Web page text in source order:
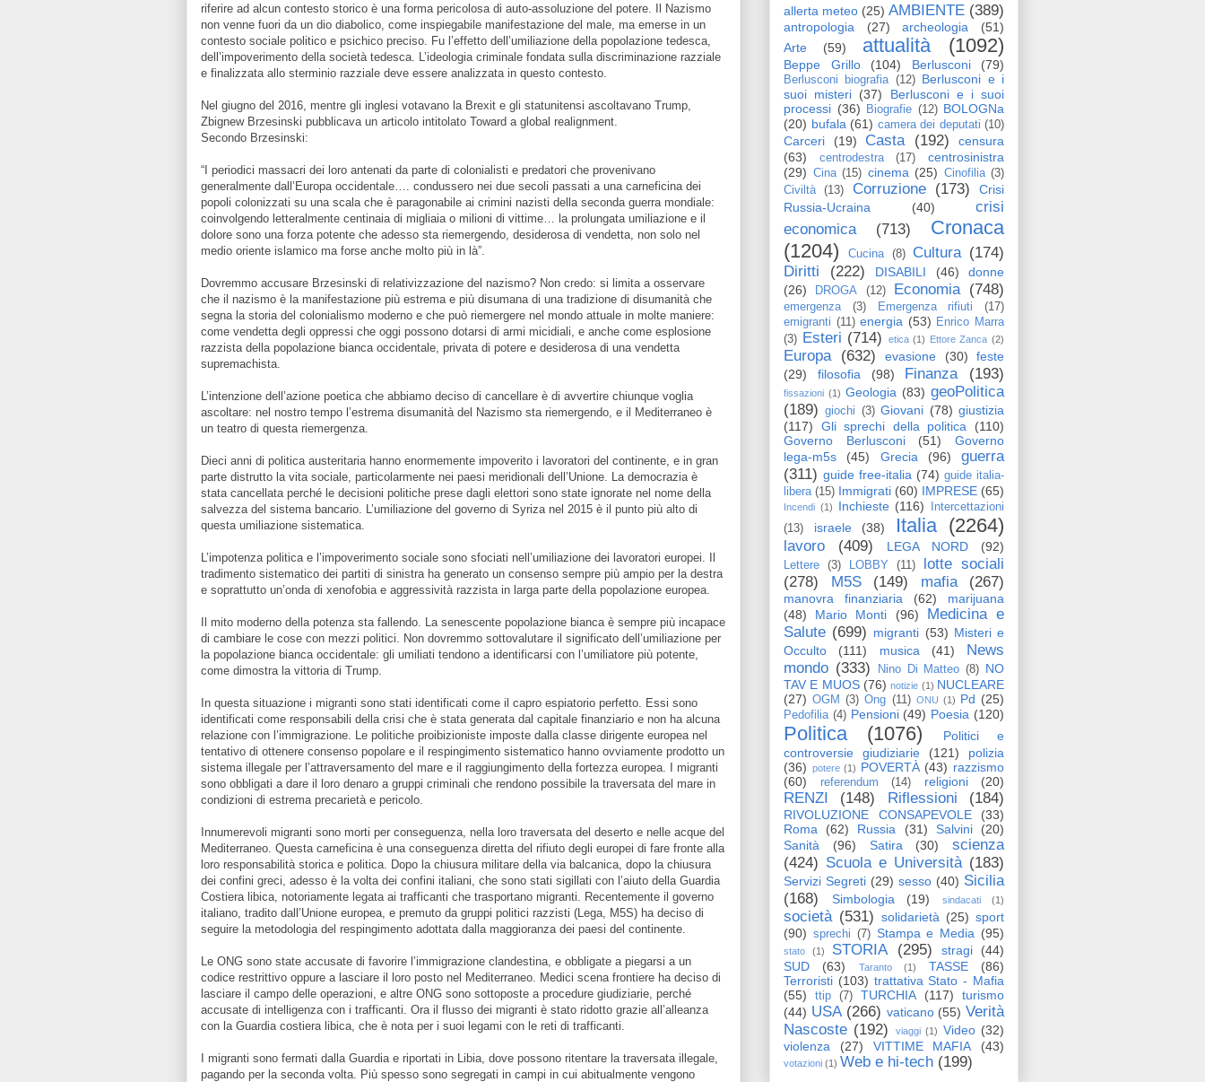
riferire ad alcun contesto storico è una forma pericolosa di auto-assoluzione del potere. Il Nazismo
non venne fuori da un dio diabolico, come inspiegabile manifestazione del male, ma emerse in un
contesto sociale politico e psichico preciso. Fu l’effetto dell’umiliazione della popolazione tedesca,
dell’impoverimento della società tedesca. L’ideologia criminale fondata sulla discriminazione razziale
e finalizzata allo sterminio razziale deve essere analizzata in questo contesto.
Nel giugno del 2016, mentre gli inglesi votavano la Brexit e gli statunitensi ascoltavano Trump,
Zbignew Brzesinski pubblicava un articolo intitolato Toward a global realignment.
Secondo Brzesinski:
“I periodici massacri dei loro antenati da parte di colonialisti e predatori che provenivano
generalmente dall’Europa occidentale…. condussero nei due secoli passati a una carneficina dei
popoli colonizzati su una scala che è paragonabile ai crimini nazisti della seconda guerra mondiale:
coinvolgendo letteralmente centinaia di migliaia o milioni di vittime… la prolungata umiliazione e il
dolore sono una forza potente che adesso sta riemergendo, desiderosa di vendetta, non solo nel
medio oriente islamico ma forse anche molto più in là”.
Dovremmo accusare Brzesinski di relativizzazione del nazismo? Non credo: si limita a osservare
che il nazismo è la manifestazione più estrema e più disumana di una tradizione di disumanità che
segna la storia del colonialismo moderno e che può riemergere nel mondo attuale in molte maniere:
come vendetta degli oppressi che oggi possono dotarsi di armi micidiali, e anche come esplosione
razzista della popolazione bianca occidentale, privata di potere e desiderosa di una vendetta
supremachista.
L’intenzione dell’azione poetica che abbiamo deciso di cancellare è di avvertire chiunque voglia
ascoltare: nel nostro tempo l’estrema disumanità del Nazismo sta riemergendo, e il Mediterraneo è
un teatro di questa riemergenza.
Dieci anni di politica austeritaria hanno enormemente impoverito i lavoratori del continente, e in gran
parte distrutto la vita sociale, particolarmente nei paesi meridionali dell’Unione. La democrazia è
stata cancellata perché le decisioni politiche prese dagli elettori sono state ignorate nel nome della
salvezza del sistema bancario. L’umiliazione del governo di Syriza nel 2015 è il punto più alto di
questa umiliazione sistematica.
L’impotenza politica e l’impoverimento sociale sono sfociati nell’umiliazione dei lavoratori europei. Il
tradimento sistematico dei partiti di sinistra ha generato un consenso sempre più ampio per la destra
e soprattutto un’onda di xenofobia e aggressività razzista in larga parte della popolazione europea.
Il mito moderno della potenza sta fallendo. La senescente popolazione bianca è sempre più incapace
di cambiare le cose con mezzi politici. Non dovremmo sottovalutare il significato dell’umiliazione per
la popolazione bianca occidentale: gli umiliati tendono a identificarsi con l’umiliatore più potente,
come dimostra la vittoria di Trump.
In questa situazione i migranti sono stati identificati come il capro espiatorio perfetto. Essi sono
identificati come responsabili della crisi che è stata generata dal capitale finanziario e non ha alcuna
relazione con l’immigrazione. Le politiche proibizioniste imposte dalla classe dirigente europea nel
tentativo di ottenere consenso popolare e il respingimento sistematico hanno ovviamente prodotto un
sistema illegale per l’attraversamento del mare e il raggiungimento della fortezza europea. I migranti
sono obbligati a dare il loro denaro a gruppi criminali che rendono possibile la traversata del mare in
condizioni di estrema precarietà e pericolo.
Innumerevoli migranti sono morti per conseguenza, nella loro traversata del deserto e nelle acque del
Mediterraneo. Questa carneficina è una conseguenza diretta del rifiuto degli europei di fare fronte alla
loro responsabilità storica e politica. Dopo la chiusura militare della via balcanica, dopo la chiusura
dei confini greci, adesso è la volta dei confini italiani, che sono stati sigillati con l’aiuto della Guardia
Costiera libica, notoriamente legata ai trafficanti che trasportano migranti. Recentemente il governo
italiano, tradito dall’Unione europea, e premuto da gruppi politici razzisti (Lega, M5S) ha deciso di
seguire la metodologia del respingimento adottata dalla maggioranza dei paesi del continente.
Le ONG sono state accusate di favorire l’immigrazione clandestina, e obbligate a piegarsi a un
codice restrittivo oppure a lasciare il loro posto nel Mediterraneo. Medici scena frontiere ha deciso di
lasciare il campo delle operazioni, e altre ONG sono sottoposte a procedure giudiziarie, perché
accusate di intelligenza con i trafficanti. Ora il flusso dei migranti è stato ridotto grazie all’alleanza
con la Guardia costiera libica, che è nota per i suoi legami con le reti di trafficanti.
I migranti sono fermati dalla Guardia e riportati in Libia, dove possono ritentare la traversata illegale,
pagando per la seconda volta. Più spesso sono segregati in campi in cui abitualmente vengono
allerta meteo (25) AMBIENTE (389)
antropologia (27) archeologia
(51)
Arte
(59) attualità (1092)
Beppe Grillo (104) Berlusconi (79)
Berlusconi biografia (12) Berlusconi e i
suoi misteri (37)
Berlusconi e i suoi
processi (36) Biografie (12) BOLOGNa
(20) bufala (61) camera dei deputati (10)
Carceri (19) Casta (192)
censura
(63)
centrodestra (17)
centrosinistra
(29) Cina (15) cinema (25) Cinofilia (3)
Civiltà
(13) Corruzione (173)
Crisi
Russia-Ucraina
(40)
crisi
economica
(713)
Cronaca
(1204)
Cucina (8) Cultura (174)
Diritti
(222) DISABILI (46)
donne
(26)
DROGA (12) Economia (748)
emergenza (3) Emergenza rifiuti
(17)
emigranti (11) energia (53) Enrico Marra
(3) Esteri (714) etica (1) Ettore Zanca (2)
Europa (632) evasione (30)
feste
(29)
filosofia (98) Finanza (193)
fissazioni (1) Geologia (83) geoPolitica
(189)
giochi (3) Giovani (78) giustizia
(117)
Gli sprechi della politica
(110)
Governo Berlusconi
(51)
Governo
lega-m5s
(45) Grecia (96)
guerra
(311) guide free-italia (74) guide italia-
libera (15) Immigrati (60) IMPRESE (65)
Incendi (1) Inchieste (116)
Intercettazioni
(13)
israele (38) Italia (2264)
lavoro (409) LEGA NORD (92)
Lettere (3) LOBBY (11)
lotte sociali
(278)
M5S (149) mafia (267)
manovra finanziaria (62)
marijuana
(48)
Mario Monti (96)
Medicina e
Salute (699) migranti (53) Misteri e
Occulto
(111) musica (41)
News
mondo (333) Nino Di Matteo (8) NO
TAV E MUOS (76) notizie (1) NUCLEARE
(27) OGM (3) Ong (11) ONU (1) Pd (25)
Pedofilia (4) Pensioni (49) Poesia (120)
Politica (1076)
Politici e
controversie giudiziarie
(121)
polizia
(36) potere (1) POVERTÀ (43) razzismo
(60)
referendum (14) religioni (20)
RENZI (148) Riflessioni (184)
RIVOLUZIONE CONSAPEVOLE
(33)
Roma
(62) Russia (31) Salvini
(20)
Sanità
(96) Satira (30)
scienza
(424) Scuola e Università (183)
Servizi Segreti (29) sesso (40) Sicilia
(168)
Simbologia (19) sindacati (1)
società (531) solidarietà (25) sport
(90) sprechi (7) Stampa e Media (95)
stato (1) STORIA (295) stragi
(44)
SUD
(63) Taranto (1) TASSE
(86)
Terroristi (103) trattativa Stato - Mafia
(55)
ttip (7) TURCHIA (117)
turismo
(44) USA (266) vaticano (55) Verità
Nascoste (192) viaggi (1) Video (32)
violenza
(27) VITTIME MAFIA (43)
votazioni (1) Web e hi-tech (199)